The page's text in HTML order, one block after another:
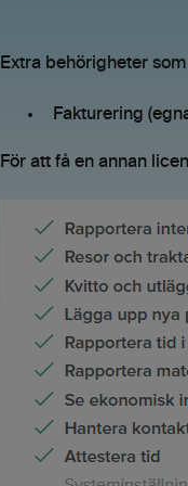
Extra behörigheter
Fakturering
För att få en annan